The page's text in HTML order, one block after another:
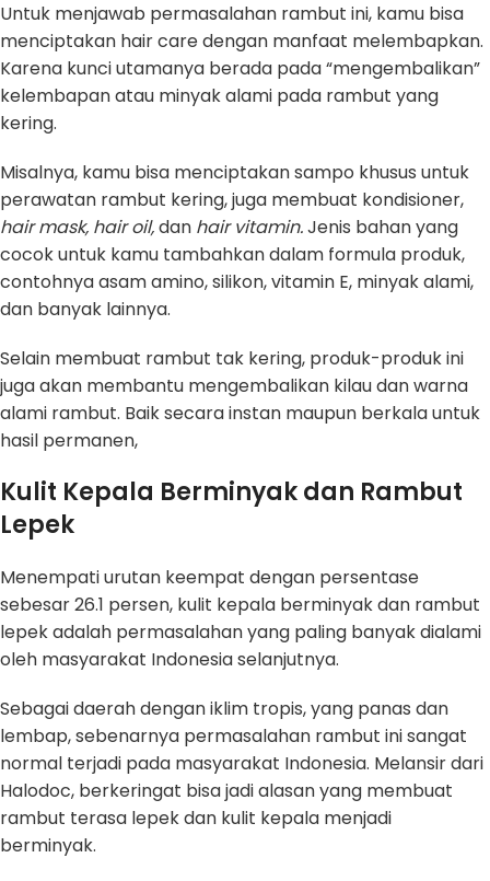
Untuk menjawab permasalahan rambut ini, kamu bisa
menciptakan hair care dengan manfaat melembapkan.
Karena kunci utamanya berada pada “mengembalikan”
kelembapan atau minyak alami pada rambut yang
kering.
Misalnya, kamu bisa menciptakan sampo khusus untuk
perawatan rambut kering, juga membuat kondisioner,
hair mask, hair oil,dan hair vitamin.Jenis bahan yang
cocok untuk kamu tambahkan dalam formula produk,
contohnya asam amino, silikon, vitamin E, minyak alami,
dan banyak lainnya.
Selain membuat rambut tak kering, produk-produk ini
juga akan membantu mengembalikan kilau dan warna
alami rambut. Baik secara instan maupun berkala untuk
hasil permanen,
Kulit Kepala Berminyak dan Rambut
Lepek
Menempati urutan keempat dengan persentase
sebesar 26.1 persen, kulit kepala berminyak dan rambut
lepek adalah permasalahan yang paling banyak dialami
oleh masyarakat Indonesia selanjutnya.
Sebagai daerah dengan iklim tropis, yang panas dan
lembap, sebenarnya permasalahan rambut ini sangat
normal terjadi pada masyarakat Indonesia. Melansir dari
Halodoc, berkeringat bisa jadi alasan yang membuat
rambut terasa lepek dan kulit kepala menjadi
berminyak.